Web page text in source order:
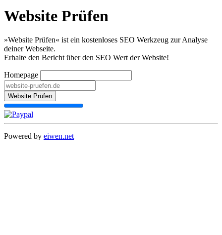
Website Prüfen
»Website Prüfen« ist ein kostenloses SEO Werkzeug zur Analyse
deiner Webseite.
Erhalte den Bericht über den SEO Wert der Website!
Homepage
Website Prüfen
Powered by eiwen.net